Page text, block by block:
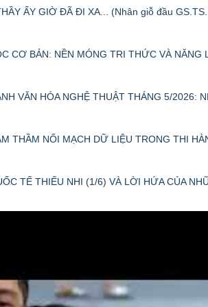
ẤY GIỜ ĐÃ ĐI XA... (Nhân giỗ đầu
CƠ BẢN: NỀN MÓNG TRI THỨC VÀ
VĂN HÓA NGHỆ THUẬT THÁNG 5/2026:
THẦM NỐI MẠCH DỮ LIỆU TRONG THI
TẾ THIẾU NHI (1/6) VÀ LỜI HỨA CỦA